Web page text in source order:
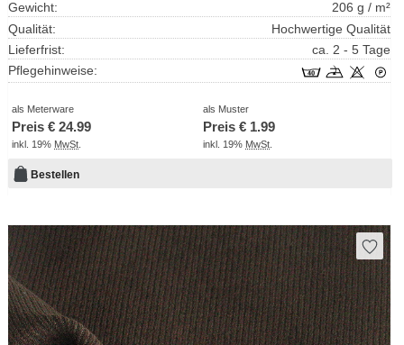
Gewicht:
206 g / m²
Qualität:
Hochwertige Qualität
Lieferfrist:
ca. 2 - 5 Tage
Pflegehinweise:
als Meterware
Preis € 24.99
inkl. 19% MwSt
als Muster
Preis € 1.99
inkl. 19% MwSt
Bestellen